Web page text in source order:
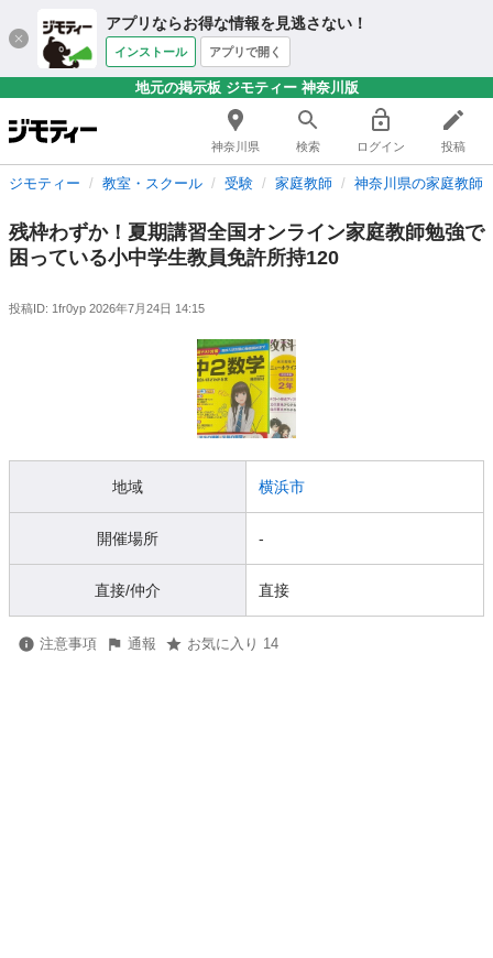
アプリならお得な情報を見逃さない！
インストール アプリで開く
地元の掲示板 ジモティー 神奈川版
神奈川県 検索 ログイン 投稿
ジモティー 教室・スクール 受験 家庭教師 神奈川県の家庭教師
残枠わずか！夏期講習全国オンライン家庭教師勉強で
困っている小中学生教員免許所持120
投稿ID: 1fr0yp 2026年7月24日 14:15
地域 横浜市
開催場所 -
直接/仲介 直接
注意事項 通報 お気に入り 14